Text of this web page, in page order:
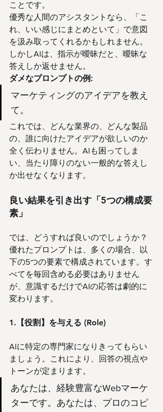
ことです。
優秀な人間のアシスタントなら、「こ
れ、いい感じにまとめといて」で意図
を汲み取ってくれるかもしれません。
しかしAIは、指示が曖昧だと、曖昧な
答えしか返せません。
ダメなプロンプトの例:
マーケティングのアイデアを教え
て。
これでは、どんな業界の、どんな製品
の、誰に向けたアイデアが欲しいのか
全く伝わりません。AIも困ってしま
い、当たり障りのない一般的な答えし
か出せなくなります。
良い結果を引き出す「5つの構成要
素」
では、どうすれば良いのでしょうか？
優れたプロンプトは、多くの場合、以
下の5つの要素で構成されています。す
べてを毎回含める必要はありません
が、意識するだけでAIの応答は劇的に
変わります。
1.【役割】を与える (Role)
AIに特定の専門家になりきってもらい
ましょう。これにより、回答の視点や
トーンが定まります。
あなたは、経験豊富なWebマーケ
ターです。あなたは、プロのコピ